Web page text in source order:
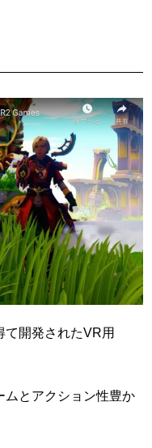
て開発されたVR用
ムとアクション性豊か